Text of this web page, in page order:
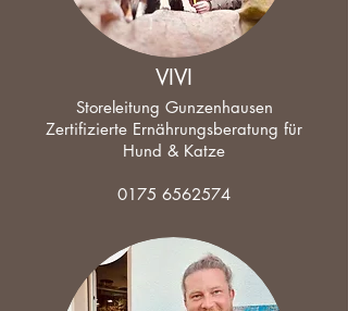
VIVI
Storeleitung Gunzenhausen
Zertifizierte Ernährungsberatung für
Hund & Katze
0175 6562574